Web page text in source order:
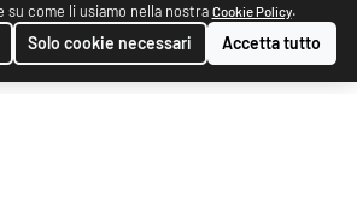
su come li usiamo nella nostra Cookie Policy.
Solo cookie necessari Accetta tutto